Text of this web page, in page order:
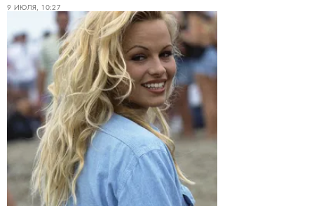
9 ИЮЛЯ, 10:27